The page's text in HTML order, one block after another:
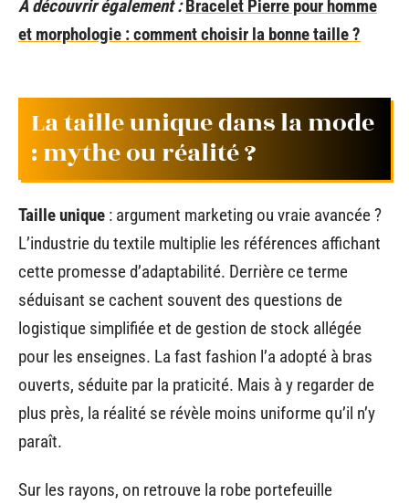
A découvrir également : Bracelet Pierre pour homme
et morphologie : comment choisir la bonne taille ?
La taille unique dans la mode
: mythe ou réalité ?
Taille unique : argument marketing ou vraie avancée ?
L’industrie du textile multiplie les références affichant
cette promesse d’adaptabilité. Derrière ce terme
séduisant se cachent souvent des questions de
logistique simplifiée et de gestion de stock allégée
pour les enseignes. La fast fashion l’a adopté à bras
ouverts, séduite par la praticité. Mais à y regarder de
plus près, la réalité se révèle moins uniforme qu’il n’y
paraît.
Sur les rayons, on retrouve la robe portefeuille